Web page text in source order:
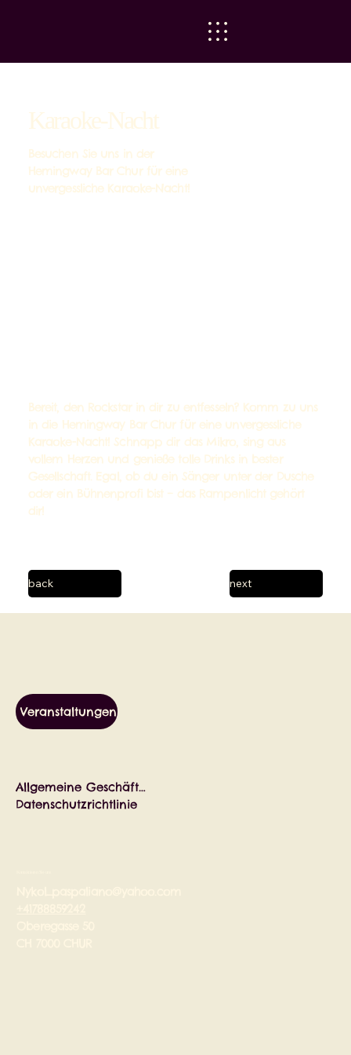
Karaoke-Nacht
Besuchen Sie uns in der
Hemingway Bar Chur für eine
unvergessliche Karaoke-Nacht!
Bereit, den Rockstar in dir zu entfesseln? Komm zu uns
in die Hemingway Bar Chur für eine unvergessliche
Karaoke-Nacht! Schnapp dir das Mikro, sing aus
vollem Herzen und genieße tolle Drinks in bester
Gesellschaft. Egal, ob du ein Sänger unter der Dusche
oder ein Bühnenprofi bist – das Rampenlicht gehört
dir!
back next
Allgemeine Geschäftsbedingungen
Datenschutzrichtlinie
Veranstaltungen